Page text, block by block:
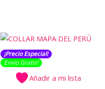
¡Precio Especial!
Envío Gratis​​​!
Añadir a mi lista